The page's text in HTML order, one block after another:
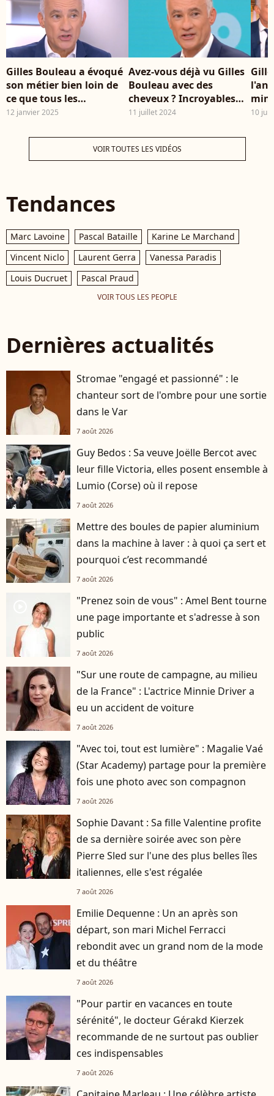
Roland Garros 2026, à
Paris, France, le 5 juin
2026. © Jacovides-
Moreau/Bestimage
Gilles Bouleau a évoqué
son métier bien loin de
ce que tous les
téléspectateurs peuvent
France 5
12 janvier 2025
Avez-vous déjà vu Gilles
Bouleau avec des
cheveux ? Incroyables
souvenirs du journaliste
ans !
11 juillet 2024 10
VOIR TOUTES LES VIDÉOS
Tendances
Marc Lavoine Pascal Bataille
Karine Le Marchand
Vincent Niclo
Laurent Gerra
Vanessa Paradis
Louis Ducruet
Pascal Praud
VOIR TOUS LES PEOPLE
Dernières actualités
Stromae "engagé et passionné" : le
chanteur sort de l'ombre pour une sortie
dans le Var
7 août 2026
Guy Bedos : Sa veuve Joëlle Bercot avec
leur fille Victoria, elles posent ensemble à
Lumio (Corse) où il repose
7 août 2026
Mettre des boules de papier aluminium
dans la machine à laver : à quoi ça sert et
pourquoi c’est recommandé
7 août 2026
"Prenez soin de vous" : Amel Bent tourne
une page importante et s'adresse à son
public
7 août 2026
"Sur une route de campagne, au milieu
de la France" : L'actrice Minnie Driver a
eu un accident de voiture
7 août 2026
"Avec toi, tout est lumière" : Magalie Vaé
(Star Academy) partage pour la première
fois une photo avec son compagnon
7 août 2026
Sophie Davant : Sa fille Valentine profite
de sa dernière soirée avec son père
Pierre Sled sur l'une des plus belles îles
italiennes, elle s'est régalée
7 août 2026
Emilie Dequenne : Un an après son
départ, son mari Michel Ferracci
rebondit avec un grand nom de la mode
et du théâtre
7 août 2026
"Pour partir en vacances en toute
sérénité", le docteur Gérakd Kierzek
recommande de ne surtout pas oublier
ces indispensables
7 août 2026